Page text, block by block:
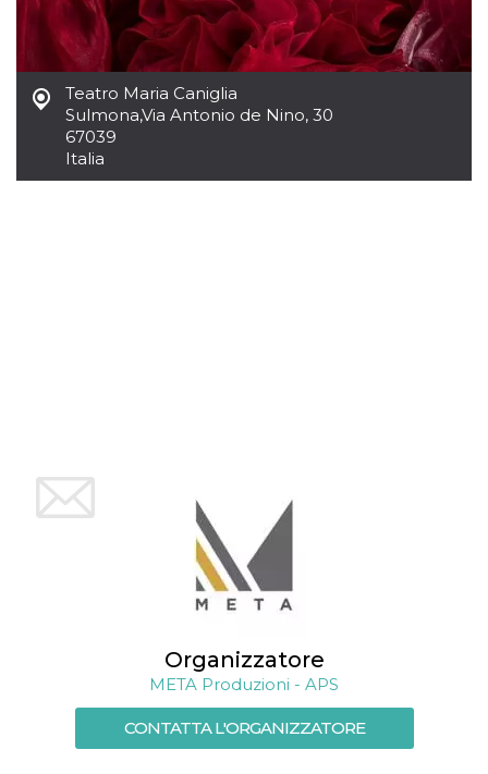
Teatro Maria Caniglia
Sulmona,Via Antonio de Nino, 30
67039
Italia
Organizzatore
META Produzioni - APS
CONTATTA L'ORGANIZZATORE